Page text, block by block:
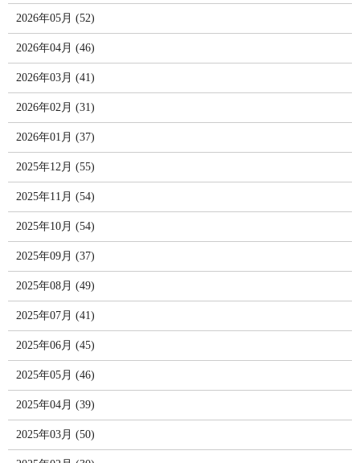
2026年05月 (52)
2026年04月 (46)
2026年03月 (41)
2026年02月 (31)
2026年01月 (37)
2025年12月 (55)
2025年11月 (54)
2025年10月 (54)
2025年09月 (37)
2025年08月 (49)
2025年07月 (41)
2025年06月 (45)
2025年05月 (46)
2025年04月 (39)
2025年03月 (50)